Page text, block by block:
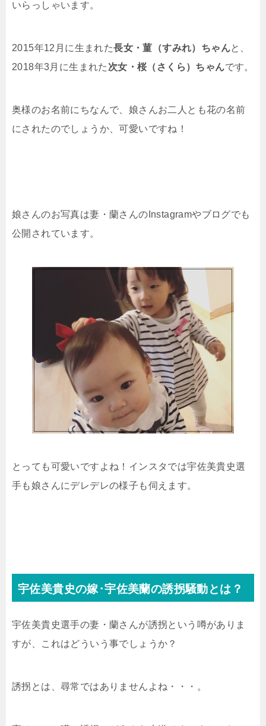
いらっしゃいます。
2015年12月に生まれた長女・菫（すみれ）ちゃんと、
2018年3月に生まれた 次女・桜（さくら）ちゃんです。
奥様のお名前にちなんで、娘さんお二人とも花の名前
にされたのでしょうか、可愛いですね！
娘さんのお写真は妻・蘭さんのInstagramやブログでも
公開されています。
とっても可愛いですよね！インスタでは宇佐美貴史選
手も娘さんにデレデレの様子も伺えます。
宇佐美貴史の嫁･宇佐美蘭の誘拐騒動とは？
宇佐美貴史選手の妻・蘭さんが誘拐という噂がありま
すが、これはどういう事でしょうか？
誘拐とは、尋常ではありませんよね・・・。